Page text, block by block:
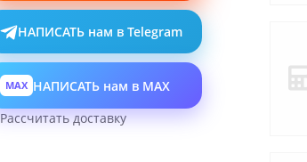
НАПИСАТЬ нам в Telegram
MAX НАПИСАТЬ нам в MAX
Рассчитать доставку